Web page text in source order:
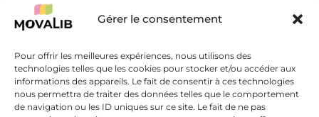
Gérer le consentement
Pour offrir les meilleures expériences, nous utilisons des
technologies telles que les cookies pour stocker et/ou accéder aux
informations des appareils. Le fait de consentir à ces technologies
nous permettra de traiter des données telles que le comportement
de navigation ou les ID uniques sur ce site. Le fait de ne pas